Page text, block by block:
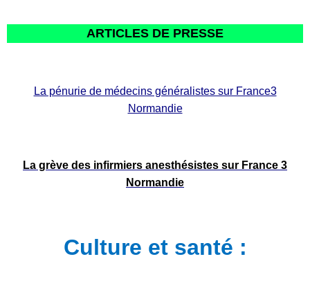
ARTICLES DE PRESSE
La pénurie de médecins généralistes sur France3
Normandie
La grève des infirmiers anesthésistes sur France 3
Normandie
Culture et santé :